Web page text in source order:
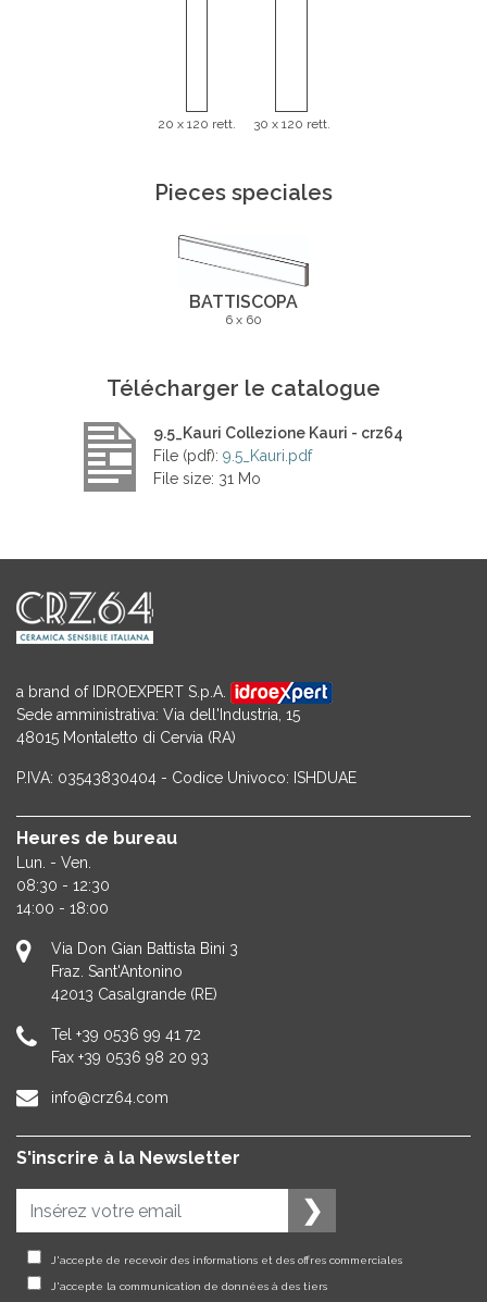
20 x 120 rett. 30 x 120 rett.
Pieces speciales
BATTISCOPA
6 x 60
Télécharger le catalogue
9.5_Kauri Collezione Kauri - crz64
File (pdf): 9.5_Kauri.pdf
File size: 31 Mo
a brand of IDROEXPERT S.p.A.
Sede amministrativa: Via dell'Industria, 15
48015 Montaletto di Cervia (RA)
P.IVA: 03543830404 - Codice Univoco: ISHDUAE
Heures de bureau
Lun. - Ven.
08:30 - 12:30
14:00 - 18:00
Via Don Gian Battista Bini 3
Fraz. Sant'Antonino
42013 Casalgrande (RE)
Tel +39 0536 99 41 72
Fax +39 0536 98 20 93
info@crz64.com
S'inscrire à la Newsletter
J'accepte de recevoir des informations et des offres commerciales
J'accepte la communication de données à des tiers